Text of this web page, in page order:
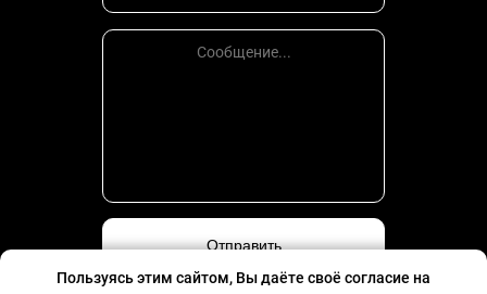
систематизация документооборота, подача
соответствующих отчетных документов в
Наши преимущества
разработанную с учетом специфики и цели деятельности
Вашей компании оптимальную учетную политику;
Пользуясь этим сайтом, Вы даёте своё согласие на